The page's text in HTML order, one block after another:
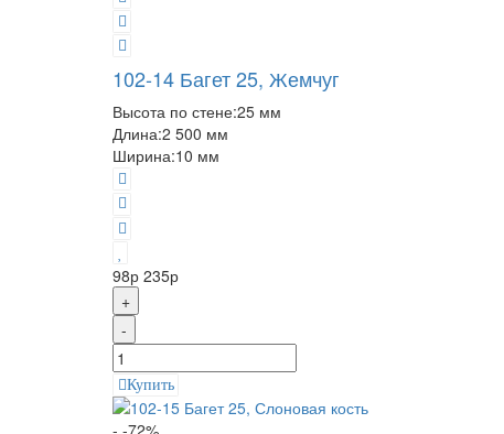
102-14 Багет 25, Жемчуг
Высота по стене:25 мм
Длина:2 500 мм
Ширина:10 мм
98р 235р
+
-
Купить